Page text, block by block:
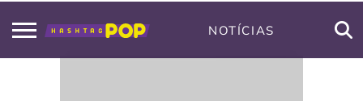
NOTÍCIAS